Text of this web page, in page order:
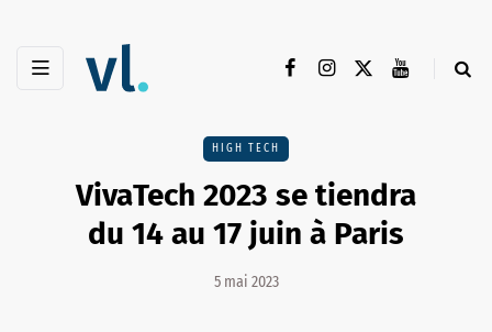
HIGH TECH
VivaTech 2023 se tiendra
du 14 au 17 juin à Paris
5 mai 2023